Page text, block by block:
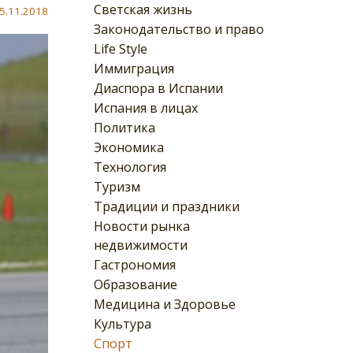
Светская жизнь
Законодательство и право
Life Style
Иммиграция
Диаспора в Испании
Испания в лицах
Политика
Экономика
Технология
Туризм
Традиции и праздники
Новости рынка
недвижимости
Гастрономия
Образование
Медицина и Здоровье
Культура
Спорт